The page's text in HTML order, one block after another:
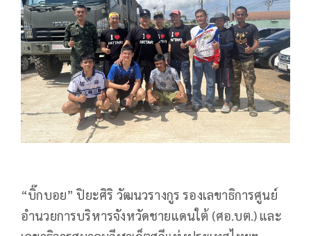
“บิ๊กบอย” ปิยะศิริ วัฒนวรางกูร รองเลขาธิการศูนย์
อำนวยการบริหารจังหวัดชายแดนใต้ (ศอ.บต.) และ